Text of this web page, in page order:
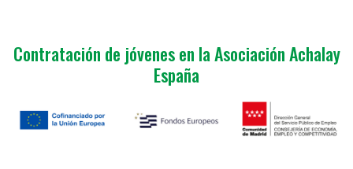
Contratación de jóvenes en la Asociación Achalay
España